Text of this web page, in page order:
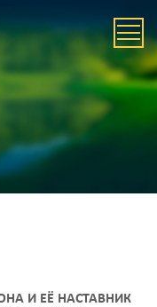
И ЕЁ НАСТАВНИК